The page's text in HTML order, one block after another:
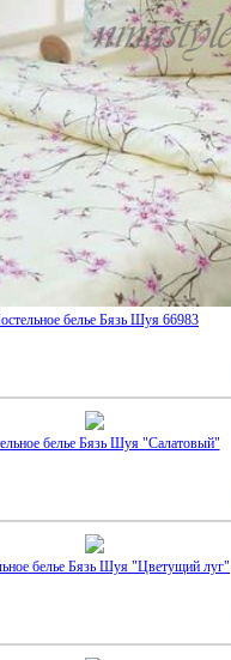
белье Бязь Шуя 66983
белье Бязь Шуя "Салатовый"
белье Бязь Шуя "Цветущий луг"